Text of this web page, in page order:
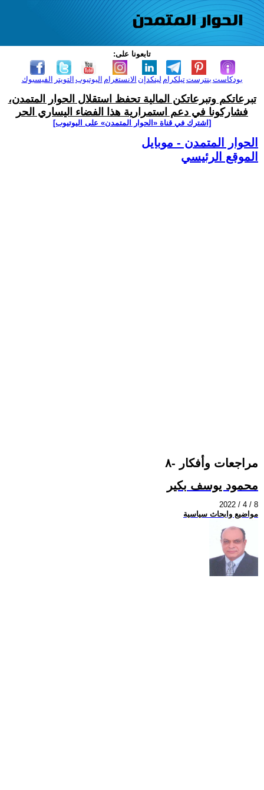
تابعونا على:
الفيسبوك التويتر اليوتيوب الانستغرام لينكدإن تيلكرامبنترست بودكاست
تبرعاتكم وتبرعاتكن المالية تحفظ استقلال الحوار المتمدن،
فشاركونا في دعم استمرارية هذا الفضاء اليساري الحر
[اشترك في قناة ‫«الحوار المتمدن» على اليوتيوب]
الحوار المتمدن - موبايل
الموقع الرئيسي
مراجعات وأفكار -٨
محمود يوسف بكير
2022 / 4 / 8
مواضيع وابحاث سياسية